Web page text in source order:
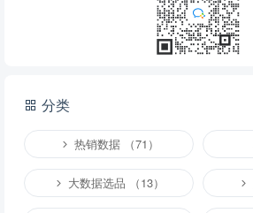
分类
热销数据 （71）
大数据选品 （13）